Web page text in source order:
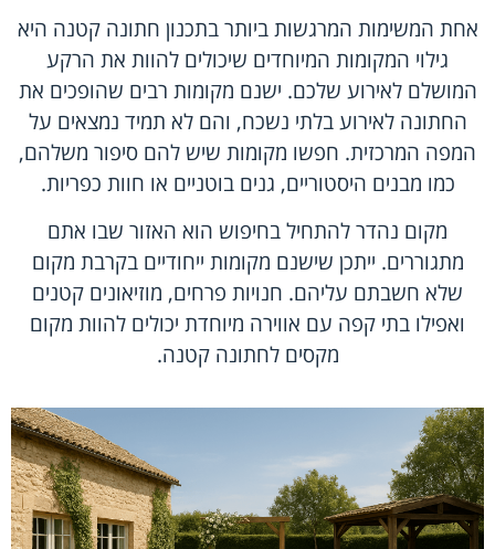
אחת המשימות המרגשות ביותר בתכנון חתונה קטנה היא
גילוי המקומות המיוחדים שיכולים להוות את הרקע
המושלם לאירוע שלכם. ישנם מקומות רבים שהופכים את
החתונה לאירוע בלתי נשכח, והם לא תמיד נמצאים על
המפה המרכזית. חפשו מקומות שיש להם סיפור משלהם,
כמו מבנים היסטוריים, גנים בוטניים או חוות כפריות.
מקום נהדר להתחיל בחיפוש הוא האזור שבו אתם
מתגוררים. ייתכן שישנם מקומות ייחודיים בקרבת מקום
שלא חשבתם עליהם. חנויות פרחים, מוזיאונים קטנים
ואפילו בתי קפה עם אווירה מיוחדת יכולים להוות מקום
מקסים לחתונה קטנה.